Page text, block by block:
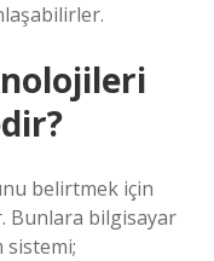
belirtmek için
Bunlara bilgisayar
sistemi;